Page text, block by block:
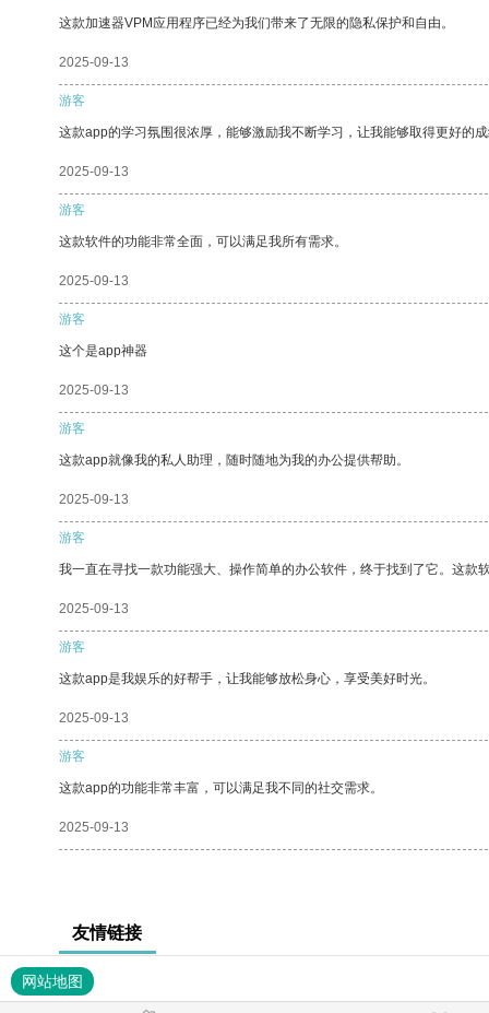
这款加速器VPM应用程序已经为我们带来了无限的隐私保护和自由。
2025-09-13
游客
这款app的学习氛围很浓厚，能够激励我不断学习，让我能够取得更好的
2025-09-13
游客
这款软件的功能非常全面，可以满足我所有需求。
2025-09-13
游客
这个是app神器
2025-09-13
游客
这款app就像我的私人助理，随时随地为我的办公提供帮助。
2025-09-13
游客
我一直在寻找一款功能强大、操作简单的办公软件，终于找到了它。这
2025-09-13
游客
这款app是我娱乐的好帮手，让我能够放松身心，享受美好时光。
2025-09-13
游客
这款app的功能非常丰富，可以满足我不同的社交需求。
2025-09-13
友情链接
网站地图